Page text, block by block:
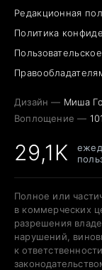
Редакционная
Политика
Дизайн — Миша
Воплощение —
29,1K
Полное или
в коммерческих
разрешения
нарушений,
к